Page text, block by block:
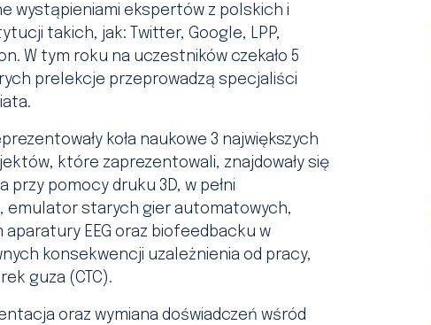
wystąpieniami ekspertów z polskich i
takich, jak: Twitter, Google, LPP,
W tym roku na uczestników czekało 5
prelekcje przeprowadzą specjaliści
koła naukowe 3 największych
które zaprezentowali, znajdowały się
przy pomocy druku 3D, w pełni
emulator starych gier automatowych,
aparatury EEG oraz biofeedbacku w
konsekwencji uzależnienia od pracy,
guza (CTC).
oraz wymiana doświadczeń wśród